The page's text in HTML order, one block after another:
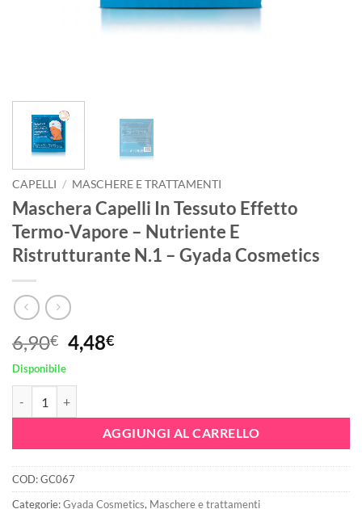
CAPELLI / MASCHERE E TRATTAMENTI
Maschera Capelli In Tessuto Effetto
Termo-Vapore – Nutriente E
Ristrutturante N.1 – Gyada Cosmetics
6,90€ Il
prezzo
originale
era:
6,90€.
4,48€Il
4,48€.
Disponibile
AGGIUNGI AL CARRELLO
COD:GC067
Categorie:Gyada Cosmetics, Maschere e trattamenti